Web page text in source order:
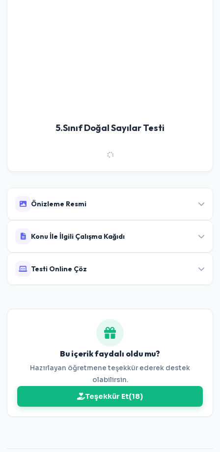
5.Sınıf Doğal Sayılar Testi
Önizleme Resmi
Konu İle İlgili Çalışma Kağıdı
5.Sınıf Doğal Sayılar Çalışma Kağıdı
Testi Online Çöz
üzerinden etkileşimli olarak çözebilirsiniz.
5.Sınıf Doğal Sayılar Online Test
Bu içerik faydalı oldu mu?
Hazırlayan öğretmene teşekkür ederek destek
olabilirsin.
Teşekkür Et(18)